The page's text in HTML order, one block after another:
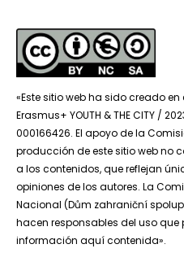
«Este sitio web ha sido creado
Erasmus+ YOUTH & THE CITY /
000166426. El apoyo de la
producción de este sitio web no
a los contenidos, que reflejan
opiniones de los autores. La
Nacional (Dům zahraniční
hacen responsables del uso que
información aquí contenida».